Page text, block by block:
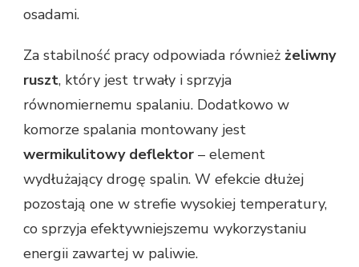
osadami.
Za stabilność pracy odpowiada również żeliwny
ruszt, który jest trwały i sprzyja
równomiernemu spalaniu. Dodatkowo w
komorze spalania montowany jest
wermikulitowy deflektor – element
wydłużający drogę spalin. W efekcie dłużej
pozostają one w strefie wysokiej temperatury,
co sprzyja efektywniejszemu wykorzystaniu
energii zawartej w paliwie.